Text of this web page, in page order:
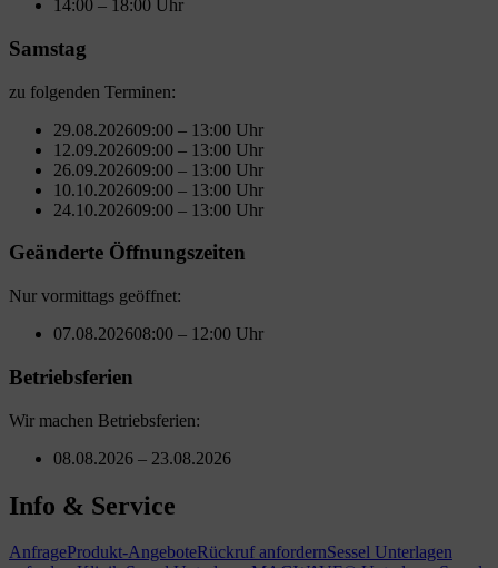
14:00 – 18:00 Uhr
Samstag
zu folgenden Terminen:
29.08.202609:00 – 13:00 Uhr
12.09.202609:00 – 13:00 Uhr
26.09.202609:00 – 13:00 Uhr
10.10.202609:00 – 13:00 Uhr
24.10.202609:00 – 13:00 Uhr
Geänderte Öffnungszeiten
Nur vormittags geöffnet:
07.08.202608:00 – 12:00 Uhr
Betriebsferien
Wir machen Betriebsferien:
08.08.2026 – 23.08.2026
Info & Service
AnfrageProdukt-AngeboteRückruf anfordernSessel Unterlagen